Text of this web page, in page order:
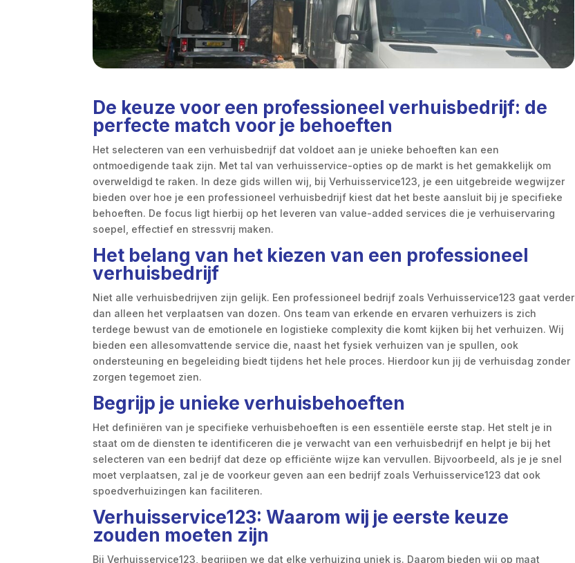
De keuze voor een professioneel verhuisbedrijf: de
perfecte match voor je behoeften
Het selecteren van een verhuisbedrijf dat voldoet aan je unieke behoeften kan een
ontmoedigende taak zijn. Met tal van verhuisservice-opties op de markt is het gemakkelijk om
overweldigd te raken. In deze gids willen wij, bij Verhuisservice123, je een uitgebreide wegwijzer
bieden over hoe je een professioneel verhuisbedrijf kiest dat het beste aansluit bij je specifieke
behoeften. De focus ligt hierbij op het leveren van value-added services die je verhuiservaring
soepel, effectief en stressvrij maken.
Het belang van het kiezen van een professioneel
verhuisbedrijf
Niet alle verhuisbedrijven zijn gelijk. Een professioneel bedrijf zoals Verhuisservice123 gaat verder
dan alleen het verplaatsen van dozen. Ons team van erkende en ervaren verhuizers is zich
terdege bewust van de emotionele en logistieke complexity die komt kijken bij het verhuizen. Wij
bieden een allesomvattende service die, naast het fysiek verhuizen van je spullen, ook
ondersteuning en begeleiding biedt tijdens het hele proces. Hierdoor kun jij de verhuisdag zonder
zorgen tegemoet zien.
Begrijp je unieke verhuisbehoeften
Het definiëren van je specifieke verhuisbehoeften is een essentiële eerste stap. Het stelt je in
staat om de diensten te identificeren die je verwacht van een verhuisbedrijf en helpt je bij het
selecteren van een bedrijf dat deze op efficiënte wijze kan vervullen. Bijvoorbeeld, als je je snel
moet verplaatsen, zal je de voorkeur geven aan een bedrijf zoals Verhuisservice123 dat ook
spoedverhuizingen kan faciliteren.
Verhuisservice123: Waarom wij je eerste keuze
zouden moeten zijn
Bij Verhuisservice123, begrijpen we dat elke verhuizing uniek is. Daarom bieden wij op maat